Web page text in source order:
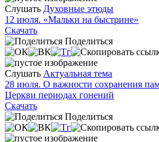
Слушать Духовные этюды
12 июля. «Мальки на быстрине»
Скачать
Поделиться
Слушать Актуальная тема
28 июля. О важности сохранения
Церкви периодах гонений
Скачать
Поделиться